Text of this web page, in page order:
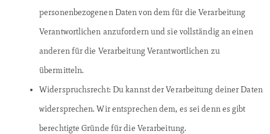
personenbezogenen Daten von dem für die Verarbeitung
Verantwortlichen anzufordern und sie vollständig an einen
anderen für die Verarbeitung Verantwortlichen zu
übermitteln.
Widerspruchsrecht: Du kannst der Verarbeitung deiner Daten
widersprechen. Wir entsprechen dem, es sei denn es gibt
berechtigte Gründe für die Verarbeitung.